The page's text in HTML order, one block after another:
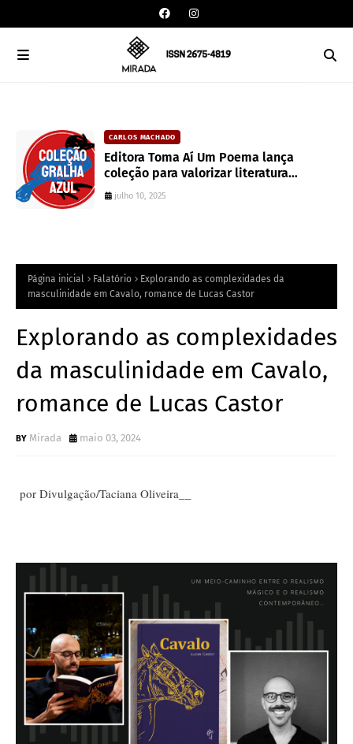
CARLOS MACHADO
Editora Toma Aí Um Poema lança
coleção para valorizar literatura
paranaense
julho 10, 2025
Página inicial Falatório
Explorando as complexidades da
masculinidade em Cavalo, romance de Lucas Castor
Explorando as complexidades
da masculinidade em Cavalo,
romance de Lucas Castor
Mirada maio 03, 2024
por Divulgação/Taciana Oliveira__